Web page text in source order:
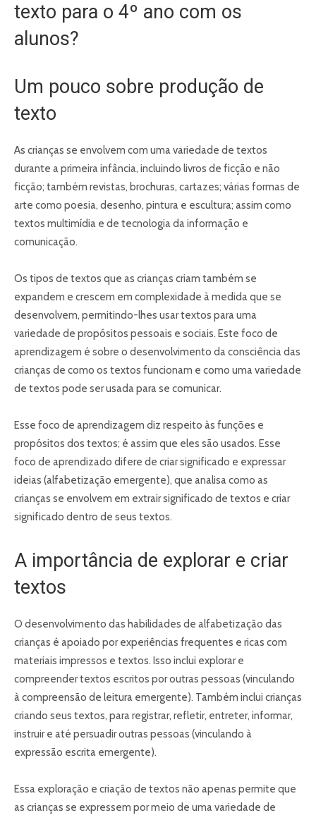
texto para o 4º ano com os
alunos?
Um pouco sobre produção de
texto
As crianças se envolvem com uma variedade de textos
durante a primeira infância, incluindo livros de ficção e não
ficção; também revistas, brochuras, cartazes; várias formas de
arte como poesia, desenho, pintura e escultura; assim como
textos multimídia e de tecnologia da informação e
comunicação.
Os tipos de textos que as crianças criam também se
expandem e crescem em complexidade à medida que se
desenvolvem, permitindo-lhes usar textos para uma
variedade de propósitos pessoais e sociais. Este foco de
aprendizagem é sobre o desenvolvimento da consciência das
crianças de como os textos funcionam e como uma variedade
de textos pode ser usada para se comunicar.
Esse foco de aprendizagem diz respeito às funções e
propósitos dos textos; é assim que eles são usados. Esse
foco de aprendizado difere de criar significado e expressar
ideias (alfabetização emergente), que analisa como as
crianças se envolvem em extrair significado de textos e criar
significado dentro de seus textos.
A importância de explorar e criar
textos
O desenvolvimento das habilidades de alfabetização das
crianças é apoiado por experiências frequentes e ricas com
materiais impressos e textos. Isso inclui explorar e
compreender textos escritos por outras pessoas (vinculando
à compreensão de leitura emergente). Também inclui crianças
criando seus textos, para registrar, refletir, entreter, informar,
instruir e até persuadir outras pessoas (vinculando à
expressão escrita emergente).
Essa exploração e criação de textos não apenas permite que
as crianças se expressem por meio de uma variedade de